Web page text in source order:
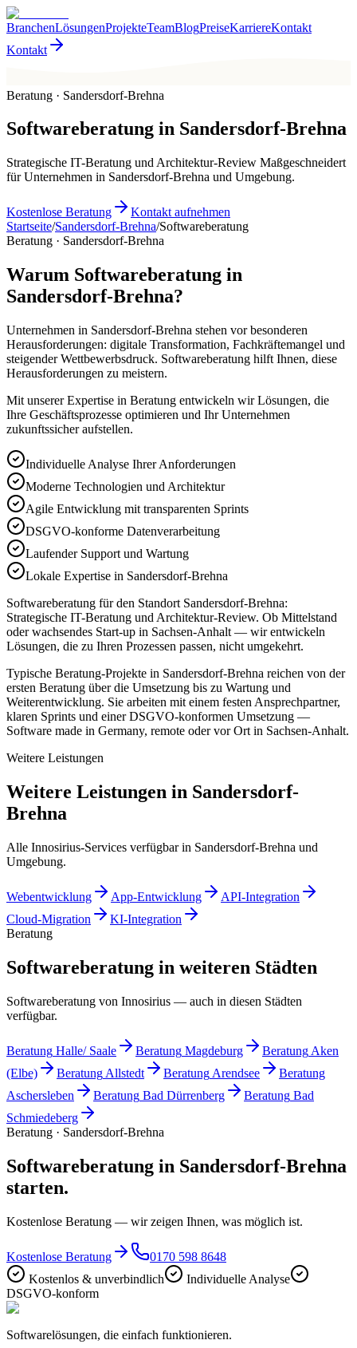
BranchenLösungenProjekteTeamBlogPreiseKarriereKontakt
Kontakt
Beratung · Sandersdorf-Brehna
Softwareberatung in Sandersdorf-Brehna
Strategische IT-Beratung und Architektur-Review Maßgeschneidert
für Unternehmen in Sandersdorf-Brehna und Umgebung.
Kostenlose Beratung
Kontakt aufnehmen
Startseite/Sandersdorf-Brehna/Softwareberatung
Beratung · Sandersdorf-Brehna
Warum Softwareberatung in
Sandersdorf-Brehna?
Unternehmen in Sandersdorf-Brehna stehen vor besonderen
Herausforderungen: digitale Transformation, Fachkräftemangel und
steigender Wettbewerbsdruck. Softwareberatung hilft Ihnen, diese
Herausforderungen zu meistern.
Mit unserer Expertise in Beratung entwickeln wir Lösungen, die
Ihre Geschäftsprozesse optimieren und Ihr Unternehmen
zukunftssicher aufstellen.
Individuelle Analyse Ihrer Anforderungen
Moderne Technologien und Architektur
Agile Entwicklung mit transparenten Sprints
DSGVO-konforme Datenverarbeitung
Laufender Support und Wartung
Lokale Expertise in Sandersdorf-Brehna
Softwareberatung für den Standort Sandersdorf-Brehna:
Strategische IT-Beratung und Architektur-Review. Ob Mittelstand
oder wachsendes Start-up in Sachsen-Anhalt — wir entwickeln
Lösungen, die zu Ihren Prozessen passen, nicht umgekehrt.
Typische Beratung-Projekte in Sandersdorf-Brehna reichen von der
ersten Beratung über die Umsetzung bis zu Wartung und
Weiterentwicklung. Sie arbeiten mit einem festen Ansprechpartner,
klaren Sprints und einer DSGVO-konformen Umsetzung —
Software made in Germany, remote oder vor Ort in Sachsen-Anhalt.
Weitere Leistungen
Weitere Leistungen in Sandersdorf-
Brehna
Alle Innosirius-Services verfügbar in Sandersdorf-Brehna und
Umgebung.
Webentwicklung App-Entwicklung
API-Integration
Cloud-Migration
KI-Integration
Beratung
Softwareberatung in weiteren Städten
Softwareberatung von Innosirius — auch in diesen Städten
verfügbar.
Beratung Halle/ Saale Beratung Magdeburg Beratung Aken
(Elbe)
Beratung Allstedt Beratung Arendsee
Beratung
Aschersleben
Beratung Bad Dürrenberg Beratung Bad
Schmiedeberg
Beratung · Sandersdorf-Brehna
Softwareberatung in Sandersdorf-Brehna
starten.
Kostenlose Beratung — wir zeigen Ihnen, was möglich ist.
Kostenlose Beratung
0170 598 8648
Kostenlos & unverbindlich
Individuelle Analyse
DSGVO-konform
Softwarelösungen, die einfach funktionieren.